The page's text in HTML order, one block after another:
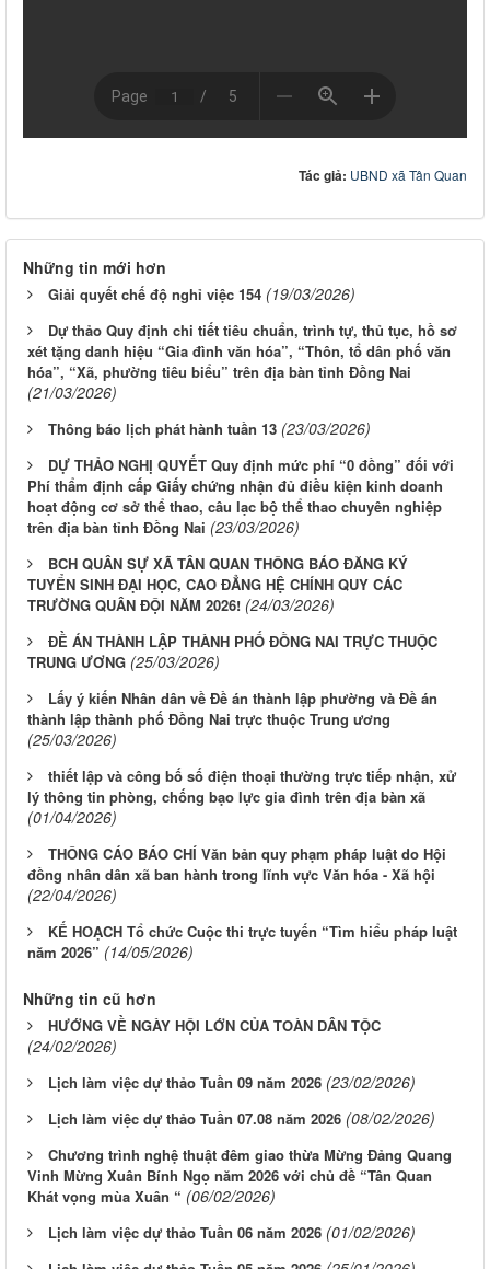
Tác giả: UBND xã Tân Quan
Những tin mới hơn
Giải quyết chế độ nghỉ việc 154 (19/03/2026)
Dự thảo Quy định chi tiết tiêu chuẩn, trình tự, thủ tục, hồ sơ
xét tặng danh hiệu “Gia đình văn hóa”, “Thôn, tổ dân phố văn
hóa”, “Xã, phường tiêu biểu” trên địa bàn tỉnh Đồng Nai
(21/03/2026)
Thông báo lịch phát hành tuần 13 (23/03/2026)
DỰ THẢO NGHỊ QUYẾT Quy định mức phí “0 đồng” đối với
Phí thẩm định cấp Giấy chứng nhận đủ điều kiện kinh doanh
hoạt động cơ sở thể thao, câu lạc bộ thể thao chuyên nghiệp
trên địa bàn tỉnh Đồng Nai (23/03/2026)
BCH QUÂN SỰ XÃ TÂN QUAN THÔNG BÁO ĐĂNG KÝ
TUYỂN SINH ĐẠI HỌC, CAO ĐẲNG HỆ CHÍNH QUY CÁC
TRƯỜNG QUÂN ĐỘI NĂM 2026! (24/03/2026)
ĐỀ ÁN THÀNH LẬP THÀNH PHỐ ĐỒNG NAI TRỰC THUỘC
TRUNG ƯƠNG (25/03/2026)
Lấy ý kiến Nhân dân về Đề án thành lập phường và Đề án
thành lập thành phố Đồng Nai trực thuộc Trung ương
(25/03/2026)
thiết lập và công bố số điện thoại thường trực tiếp nhận, xử
lý thông tin phòng, chống bạo lực gia đình trên địa bàn xã
(01/04/2026)
THÔNG CÁO BÁO CHÍ Văn bản quy phạm pháp luật do Hội
đồng nhân dân xã ban hành trong lĩnh vực Văn hóa - Xã hội
(22/04/2026)
KẾ HOẠCH Tổ chức Cuộc thi trực tuyến “Tìm hiểu pháp luật
năm 2026” (14/05/2026)
Những tin cũ hơn
HƯỚNG VỀ NGÀY HỘI LỚN CỦA TOÀN DÂN TỘC
(24/02/2026)
Lịch làm việc dự thảo Tuần 09 năm 2026 (23/02/2026)
Lịch làm việc dự thảo Tuần 07.08 năm 2026 (08/02/2026)
Chương trình nghệ thuật đêm giao thừa Mừng Đảng Quang
Vinh Mừng Xuân Bính Ngọ năm 2026 với chủ đề “Tân Quan
Khát vọng mùa Xuân “ (06/02/2026)
Lịch làm việc dự thảo Tuần 06 năm 2026 (01/02/2026)